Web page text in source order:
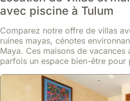
Luxury 5 Bedroom Pool Tiki
Tulum
À 5,8 kilomètres du site
pied de la gare routière, cette villa
stratégique pour explorer la région.
Cette luxueuse maison de vacances
privée, d'un bar tiki et d'une salle de
En savoir plus
/ nuit
avec piscine à Tulum
Comparez notre offre de villas
ruines mayas, cénotes
Maya. Ces maisons de vacances
parfois un espace bien-être pour